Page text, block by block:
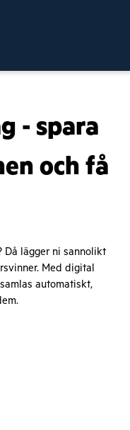
- spara
och få
Då lägger ni sannolikt
Med digital
automatiskt,